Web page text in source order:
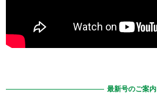
最新号のご案内